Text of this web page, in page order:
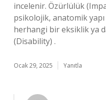
incelenir. Özürlülük
psikolojik, anatomik
herhangi bir eksiklik ya
(Disability) .
Ocak 29, 2025 Yanıtla